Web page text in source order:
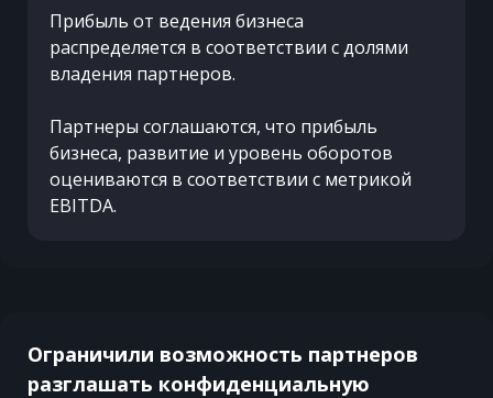
Прибыль от ведения бизнеса
распределяется в соответствии с долями
владения партнеров.
Партнеры соглашаются, что прибыль
бизнеса, развитие и уровень оборотов
оцениваются в соответствии с метрикой
EBITDA.
Ограничили возможность партнеров
разглашать конфиденциальную